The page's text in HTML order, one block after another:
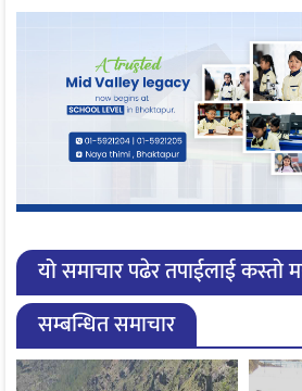
यो समाचार पढेर तपाईलाई कस्तो
सम्बन्धित समाचार